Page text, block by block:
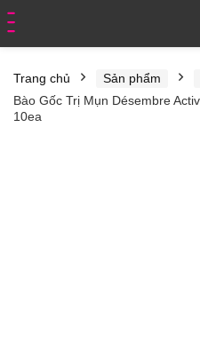
Trang chủ Sản phẩm
Bào Gốc Trị Mụn Désembre
10ea